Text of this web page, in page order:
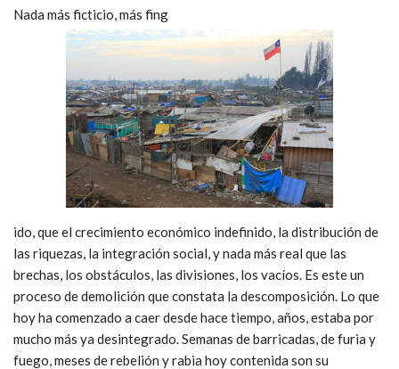
Nada más ficticio, más fing
ido, que el crecimiento económico indefinido, la distribución de
las riquezas, la integración social, y nada más real que las
brechas, los obstáculos, las divisiones, los vacíos. Es este un
proceso de demolición que constata la descomposición. Lo que
hoy ha comenzado a caer desde hace tiempo, años, estaba por
mucho más ya desintegrado. Semanas de barricadas, de furia y
fuego, meses de rebelión y rabia hoy contenida son su